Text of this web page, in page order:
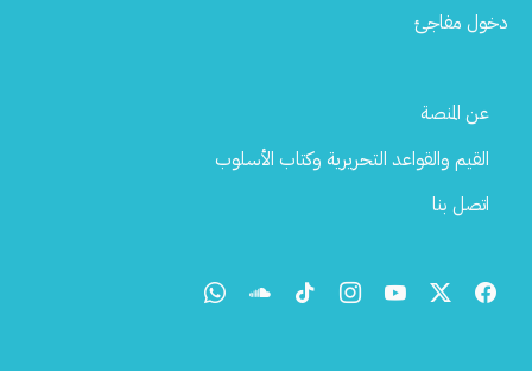
دخول مفاجئ
Footer
عن المنصة
القيم والقواعد التحريرية وكتاب الأسلوب
اتصل بنا